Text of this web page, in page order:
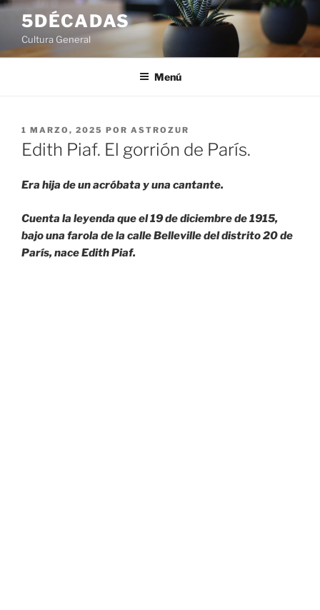
Saltar
contenido
5DÉCADAS
Cultura General
Menú
PUBLICADO
EL
1 MARZO, 2025 POR ASTROZUR
Edith Piaf. El gorrión de París.
Era hija de un acróbata y una cantante.
Cuenta la leyenda que el 19 de diciembre de 1915,
bajo una farola de la calle Belleville del distrito 20 de
París, nace Edith Piaf.